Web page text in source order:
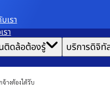
เรา
รา
ติดล้อต้องรู้ บริการดิจิทั
างต้องได้รับ
ระสบการณ์การใช้งานเว็บไซต์ที่ดีที่สุดให้
ยอมรับคุกกี้ทั้งหมด